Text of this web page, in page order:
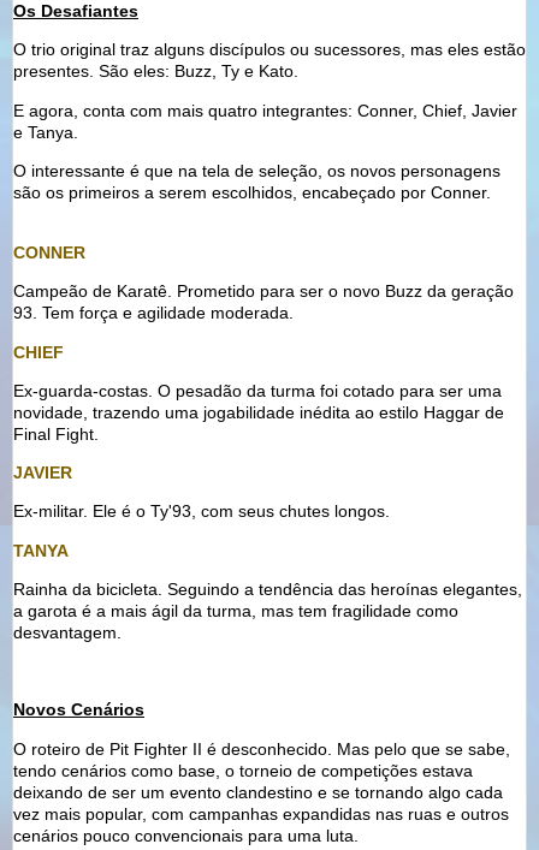
Os Desafiantes
O trio original traz alguns discípulos ou sucessores, mas eles estão
presentes. São eles: Buzz, Ty e Kato.
E agora, conta com mais quatro integrantes: Conner, Chief, Javier
e Tanya.
O interessante é que na tela de seleção, os novos personagens
são os primeiros a serem escolhidos, encabeçado por Conner.
CONNER
Campeão de Karatê. Prometido para ser o novo Buzz da geração
93. Tem força e agilidade moderada.
CHIEF
Ex-guarda-costas. O pesadão da turma foi cotado para ser uma
novidade, trazendo uma jogabilidade inédita ao estilo Haggar de
Final Fight.
JAVIER
Ex-militar. Ele é o Ty'93, com seus chutes longos.
TANYA
Rainha da bicicleta. Seguindo a tendência das heroínas elegantes,
a garota é a mais ágil da turma, mas tem fragilidade como
desvantagem.
Novos Cenários
O roteiro de Pit Fighter II é desconhecido. Mas pelo que se sabe,
tendo cenários como base, o torneio de competições estava
deixando de ser um evento clandestino e se tornando algo cada
vez mais popular, com campanhas expandidas nas ruas e outros
cenários pouco convencionais para uma luta.